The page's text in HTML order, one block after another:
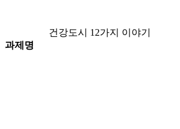
건강도시 12가지 이야기
과제명